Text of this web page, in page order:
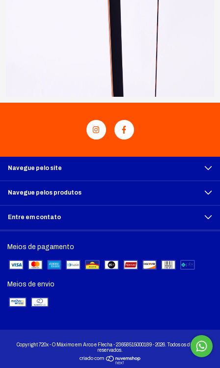
Navegue pelo site
Navegue pelos produtos
Entre em contato
Meios de pagamento
Meios de envio
Copyright 720x - O Máximo em Arco e Flecha - 23658515000189 - 2026. Todos os direitos
reservados.